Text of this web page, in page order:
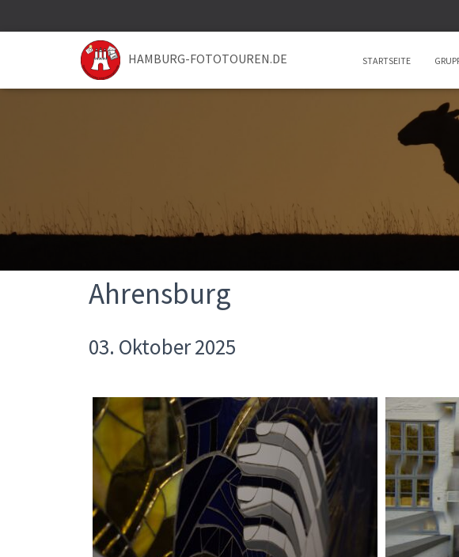
HAMBURG-FOTOTOUREN.DE STARTSEITE
Ahrensburg
03. Oktober 2025